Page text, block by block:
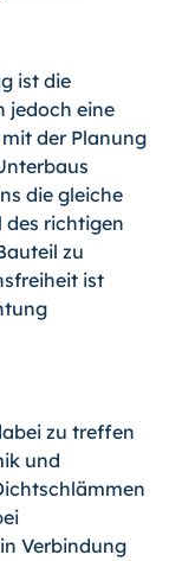
ist die
jedoch eine
der Planung
die gleiche
des richtigen
zu
ist
zu treffen
und
Verbindung